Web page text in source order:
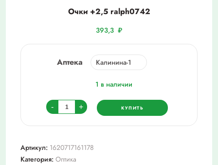
Очки +2,5 ralph0742
393,3 ₽
Аптека
1 в наличии
-
Количество
товара
Очки
ralph0742
+ КУПИТЬ
Артикул: 1620717161178
Категория: Оптика